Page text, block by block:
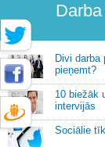
Divi darba
pieņemt?
10 biežāk
intervijās
Sociālie